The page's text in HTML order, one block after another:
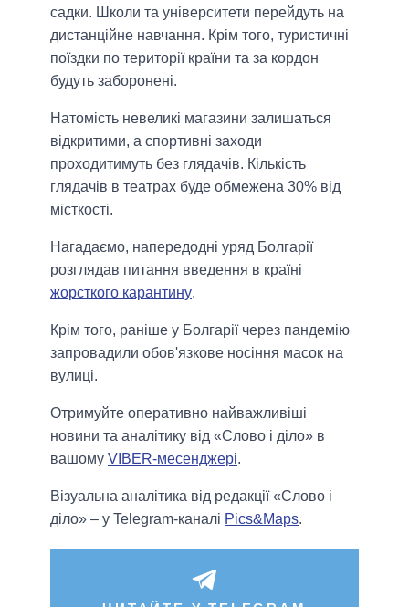
садки. Школи та університети перейдуть на
дистанційне навчання. Крім того, туристичні
поїздки по території країни та за кордон
будуть заборонені.
Натомість невеликі магазини залишаться
відкритими, а спортивні заходи
проходитимуть без глядачів. Кількість
глядачів в театрах буде обмежена 30% від
місткості.
Нагадаємо, напередодні уряд Болгарії
розглядав питання введення в країні
жорсткого карантину.
Крім того, раніше у Болгарії через пандемію
запровадили обов'язкове носіння масок на
вулиці.
Отримуйте оперативно найважливіші
новини та аналітику від «Слово і діло» в
вашому VIBER-месенджері.
Візуальна аналітика від редакції «Слово і
діло» – у Telegram-каналі Pics&Maps.